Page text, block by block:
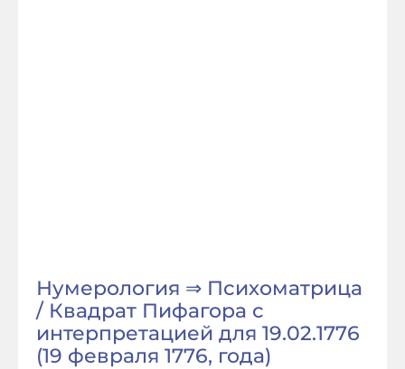
Нумерология ⇒ Психоматрица
/ Квадрат Пифагора с
интерпретацией для 19.02.1776
(19 февраля 1776, года)